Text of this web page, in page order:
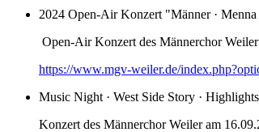
2024 Open-Air Konzert "Männer ·
Open-Air Konzert des Männerchor
https://www.mgv-weiler.de/
Music Night · West Side Story ·
Konzert des Männerchor Weiler am